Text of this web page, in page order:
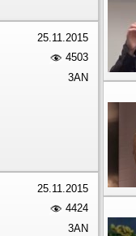
25.11.2015
4503
3AN
25.11.2015
4424
3AN